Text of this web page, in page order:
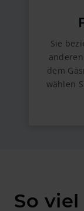
Sie
dem
wählen
So viel